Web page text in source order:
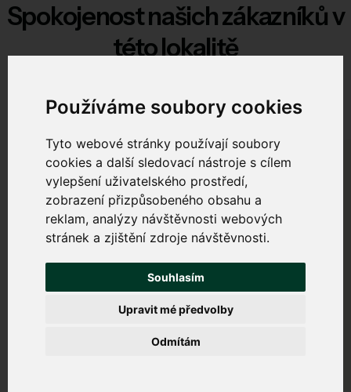
Používáme soubory cookies
Tyto webové stránky používají soubory
cookies a další sledovací nástroje s cílem
vylepšení uživatelského prostředí,
zobrazení přizpůsobeného obsahu a
reklam, analýzy návštěvnosti webových
stránek a zjištění zdroje návštěvnosti.
Souhlasím
Odmítám
Upravit mé předvolby
Spokojenost našich zákazníků v
této lokalitě
A jak jsou spokojeni:
RJ
Konečně internet, který drží rychlost i večer.
17. 2. 2025
Romana Jarošová, Přibyslav